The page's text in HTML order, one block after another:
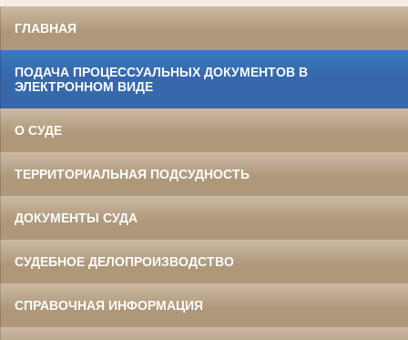
ГЛАВНАЯ
ПОДАЧА ПРОЦЕССУАЛЬНЫХ ДОКУМЕНТОВ В
ЭЛЕКТРОННОМ ВИДЕ
О СУДЕ
ТЕРРИТОРИАЛЬНАЯ ПОДСУДНОСТЬ
ДОКУМЕНТЫ СУДА
СУДЕБНОЕ ДЕЛОПРОИЗВОДСТВО
СПРАВОЧНАЯ ИНФОРМАЦИЯ